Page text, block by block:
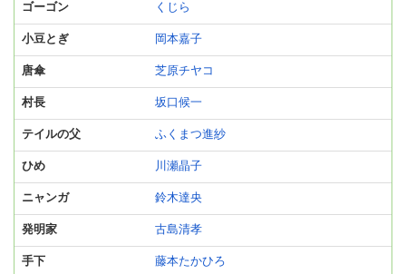
ゴーゴン くじら
小豆とぎ 岡本嘉子
唐傘 芝原チヤコ
村長 坂口候一
テイルの父 ふくまつ進紗
ひめ 川瀬晶子
ニャンガ 鈴木達央
発明家 古島清孝
手下 藤本たかひろ